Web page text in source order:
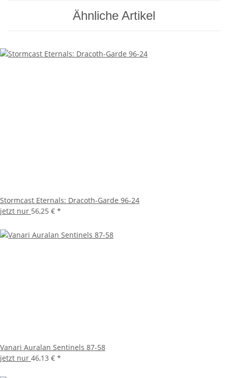
Ähnliche Artikel
Stormcast Eternals: Dracoth-Garde 96-24
jetzt nur 56,25 € *
Vanari Auralan Sentinels 87-58
jetzt nur 46,13 € *